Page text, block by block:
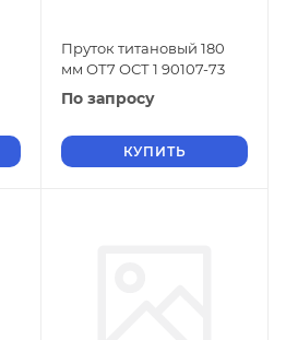
Пруток титановый 180
мм ОТ7 ОСТ 1 90107-73
По запросу
КУПИТЬ